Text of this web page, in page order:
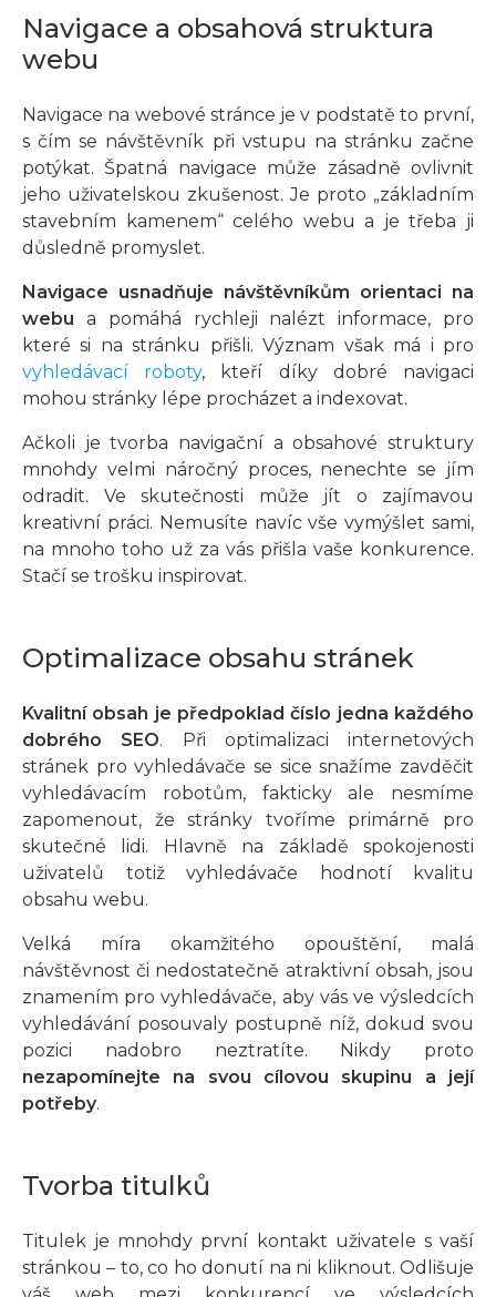
Navigace a obsahová struktura
webu
Navigace na webové stránce je v podstatě to první,
s čím se návštěvník při vstupu na stránku začne
potýkat. Špatná navigace může zásadně ovlivnit
jeho uživatelskou zkušenost. Je proto „základním
stavebním kamenem“ celého webu a je třeba ji
důsledně promyslet.
Navigace usnadňuje návštěvníkům orientaci na
webu a pomáhá rychleji nalézt informace, pro
které si na stránku přišli. Význam však má i pro
vyhledávací roboty, kteří díky dobré navigaci
mohou stránky lépe procházet a indexovat.
Ačkoli je tvorba navigační a obsahové struktury
mnohdy velmi náročný proces, nenechte se jím
odradit. Ve skutečnosti může jít o zajímavou
kreativní práci. Nemusíte navíc vše vymýšlet sami,
na mnoho toho už za vás přišla vaše konkurence.
Stačí se trošku inspirovat.
Optimalizace obsahu stránek
Kvalitní obsah je předpoklad číslo jedna každého
dobrého SEO. Při optimalizaci internetových
stránek pro vyhledávače se sice snažíme zavděčit
vyhledávacím robotům, fakticky ale nesmíme
zapomenout, že stránky tvoříme primárně pro
skutečné lidi. Hlavně na základě spokojenosti
uživatelů totiž vyhledávače hodnotí kvalitu
obsahu webu.
Velká míra okamžitého opouštění, malá
návštěvnost či nedostatečně atraktivní obsah, jsou
znamením pro vyhledávače, aby vás ve výsledcích
vyhledávání posouvaly postupně níž, dokud svou
pozici nadobro neztratíte. Nikdy proto
nezapomínejte na svou cílovou skupinu a její
potřeby.
Tvorba titulků
Titulek je mnohdy první kontakt uživatele s vaší
stránkou – to, co ho donutí na ni kliknout. Odlišuje